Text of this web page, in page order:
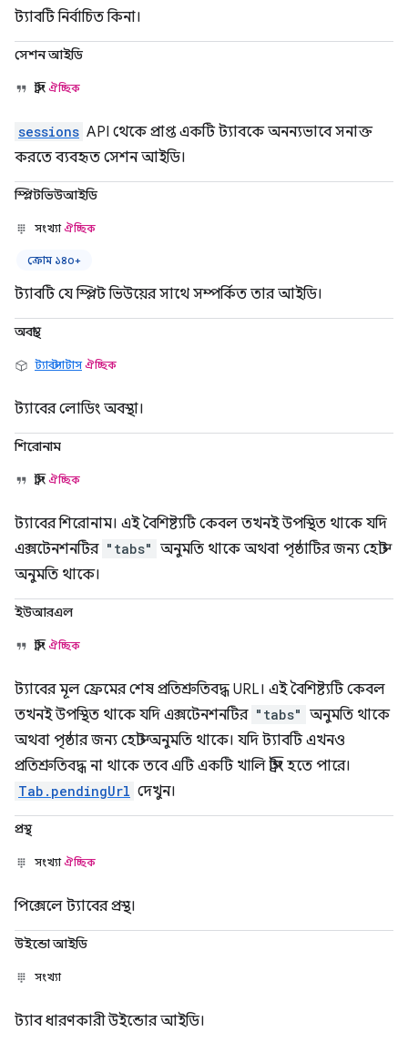
ট্যাবটি নির্বাচিত কিনা।
সেশন আইডি
স্ট্রিং ঐচ্ছিক
sessions API থেকে প্রাপ্ত একটি ট্যাবকে অনন্যভাবে সনাক্ত
করতে ব্যবহৃত সেশন আইডি।
স্প্লিটভিউআইডি
সংখ্যাঐচ্ছিক
ক্রোম ১৪০+
ট্যাবটি যে স্প্লিট ভিউয়ের সাথে সম্পর্কিত তার আইডি।
অবস্থা
ট্যাবস্ট্যাটাস ঐচ্ছিক
ট্যাবের লোডিং অবস্থা।
শিরোনাম
স্ট্রিং ঐচ্ছিক
ট্যাবের শিরোনাম। এই বৈশিষ্ট্যটি কেবল তখনই উপস্থিত থাকে যদি
এক্সটেনশনটির "tabs" অনুমতি থাকে অথবা পৃষ্ঠাটির জন্য হোস্ট
অনুমতি থাকে।
ইউআরএল
স্ট্রিং ঐচ্ছিক
ট্যাবের মূল ফ্রেমের শেষ প্রতিশ্রুতিবদ্ধ URL। এই বৈশিষ্ট্যটি কেবল
তখনই উপস্থিত থাকে যদি এক্সটেনশনটির "tabs" অনুমতি থাকে
অথবা পৃষ্ঠার জন্য হোস্ট অনুমতি থাকে। যদি ট্যাবটি এখনও
প্রতিশ্রুতিবদ্ধ না থাকে তবে এটি একটি খালি স্ট্রিং হতে পারে।
Tab.pendingUrl দেখুন।
প্রস্থ
সংখ্যাঐচ্ছিক
পিক্সেলে ট্যাবের প্রস্থ।
উইন্ডো আইডি
সংখ্যা
ট্যাব ধারণকারী উইন্ডোর আইডি।